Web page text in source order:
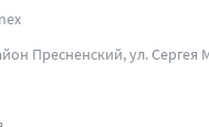
Пресненский, ул. Сергея